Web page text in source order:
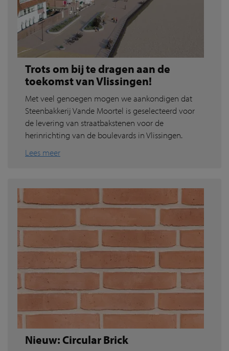
Trots om bij te dragen aan de
toekomst van Vlissingen!
Met veel genoegen mogen we aankondigen dat
Steenbakkerij Vande Moortel is geselecteerd voor
de levering van straatbakstenen voor de
herinrichting van de boulevards in Vlissingen.
Lees meer
Nieuw: Circular Brick